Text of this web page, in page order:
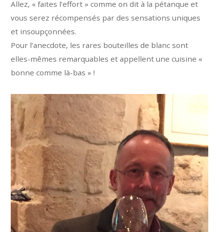
Allez, « faites l’effort » comme on dit à la pétanque et
vous serez récompensés par des sensations uniques
et insoupçonnées.
Pour l’anecdote, les rares bouteilles de blanc sont
elles-mêmes remarquables et appellent une cuisine «
bonne comme là-bas » !